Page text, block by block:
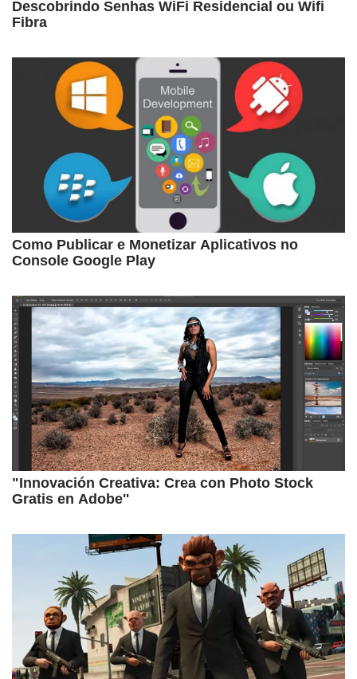
Descobrindo Senhas WiFi Residencial ou Wifi
Fibra
Como Publicar e Monetizar Aplicativos no
Console Google Play
"Innovación Creativa: Crea con Photo Stock
Gratis en Adobe''